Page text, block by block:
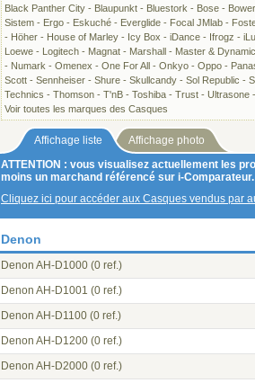
Black Panther City - Blaupunkt - Bluestork - Bose -
Sistem - Ergo - Eskuché - Everglide - Focal JMlab -
- Höher - House of Marley - Icy Box - iDance - Ifrogz -
Loewe - Logitech - Magnat - Marshall - Master & Dynamic
- Numark - Omenex - One For All - Onkyo - Oppo -
Scott - Sennheiser - Shure - Skullcandy - Sol Republic -
Technics - Thomson - T'nB - Toshiba - Trust - Ultrasone -
Voir toutes les marques des Casques
Affichage liste
Affichage photo
ATTENTION : vous visualisez actuellement les
moins un marchand référencé sur i-Comparateur.
Cliquez ici pour accéder aux Casques vendus par
Denon
Denon AH-D1000 (0 ref.)
Denon AH-D1001 (0 ref.)
Denon AH-D1100 (0 ref.)
Denon AH-D1200 (0 ref.)
Denon AH-D2000 (0 ref.)